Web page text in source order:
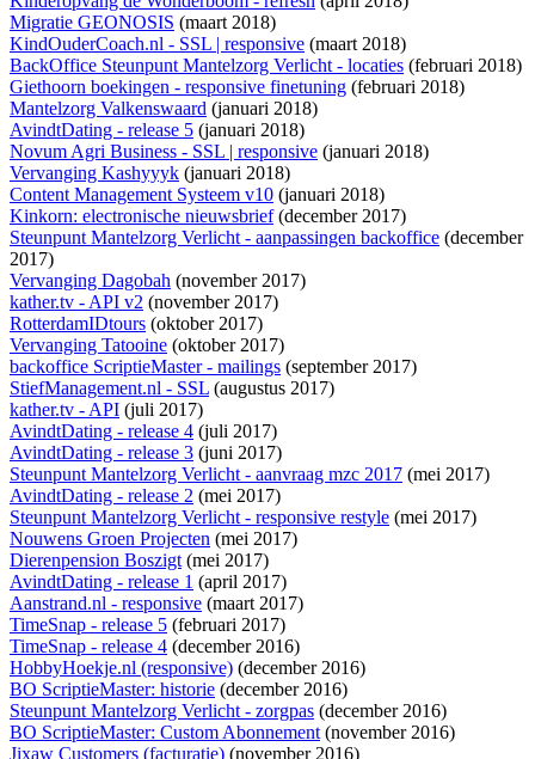
Migratie GEONOSIS (maart 2018)
KindOuderCoach.nl - SSL | responsive (maart 2018)
BackOffice Steunpunt Mantelzorg Verlicht - locaties (februari 2018)
Giethoorn boekingen - responsive finetuning (februari 2018)
Mantelzorg Valkenswaard (januari 2018)
AvindtDating - release 5 (januari 2018)
Novum Agri Business - SSL | responsive (januari 2018)
Vervanging Kashyyyk (januari 2018)
Content Management Systeem v10 (januari 2018)
Kinkorn: electronische nieuwsbrief(december 2017)
Steunpunt Mantelzorg Verlicht - aanpassingen backoffice (december
2017)
Vervanging Dagobah (november 2017)
kather.tv - API v2 (november 2017)
RotterdamIDtours (oktober 2017)
Vervanging Tatooine (oktober 2017)
backoffice ScriptieMaster - mailings (september 2017)
StiefManagement.nl - SSL (augustus 2017)
kather.tv - API (juli 2017)
AvindtDating - release 4 (juli 2017)
AvindtDating - release 3 (juni 2017)
Steunpunt Mantelzorg Verlicht - aanvraag mzc 2017 (mei 2017)
AvindtDating - release 2 (mei 2017)
Steunpunt Mantelzorg Verlicht - responsive restyle (mei 2017)
Nouwens Groen Projecten (mei 2017)
Dierenpension Boszigt(mei 2017)
AvindtDating - release 1 (april 2017)
Aanstrand.nl - responsive (maart 2017)
TimeSnap - release 5 (februari 2017)
TimeSnap - release 4 (december 2016)
HobbyHoekje.nl (responsive) (december 2016)
BO ScriptieMaster: historie (december 2016)
Steunpunt Mantelzorg Verlicht - zorgpas (december 2016)
BO ScriptieMaster: Custom Abonnement(november 2016)
Jixaw Customers (facturatie) (november 2016)